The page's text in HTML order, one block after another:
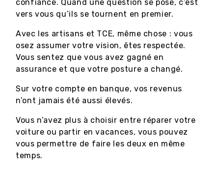
confiance. Quand une question se pose, c’est
vers vous qu’ils se tournent en premier.
Avec les artisans et TCE, même chose : vous
osez assumer votre vision, êtes respectée.
Vous sentez que vous avez gagné en
assurance et que votre posture a changé.
Sur votre compte en banque, vos revenus
n’ont jamais été aussi élevés.
Vous n’avez plus à choisir entre réparer votre
voiture ou partir en vacances, vous pouvez
vous permettre de faire les deux en même
temps.